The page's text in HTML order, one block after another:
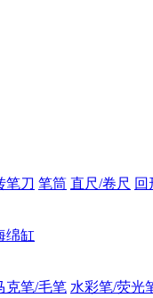
笔刀 笔筒 直尺/卷尺 回
绵缸
克笔/毛笔 水彩笔/荧光